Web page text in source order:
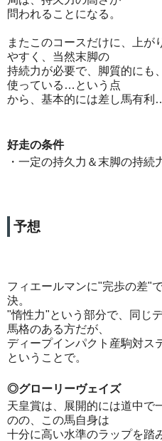
問われることになる。
またこのコースだけに、上が
やすく、当然末脚の
持続力が必要で、脚質的にも
使っている…という点
から、基本的には差し馬有利
好走の条件
・一定の持久力＆末脚の持続
予想
フィエールマンに"完歩の差"
決。
"惰性力"という部分で、同じ
馬格のある方だが、
ディープインパクト産駒対ス
ということで。
◎グローリーヴェイズ
天皇賞は、展開的には道中で
のの、この馬自身は
十分に高い水準のラップを